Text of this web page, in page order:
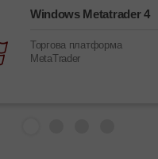
Windows Metatrader 4
Торгова платформа
MetaTrader